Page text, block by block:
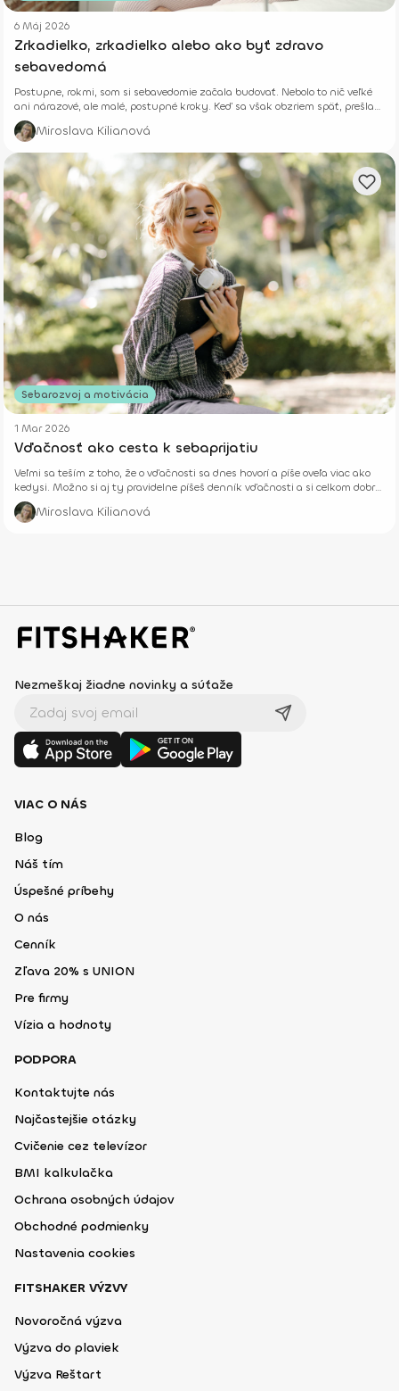
6 Máj 2026
Zrkadielko, zrkadielko alebo ako byť zdravo
sebavedomá
Postupne, rokmi, som si sebavedomie začala budovať. Nebolo to nič veľké
ani nárazové, ale malé, postupné kroky. Keď sa však obzriem späť, prešla
som kus cesty a naučila som sa, že drobné každodenné rozhodnutia v
priebehu času prinášajú veľké výsledky.
Miroslava Kilianová
Sebarozvoj a motivácia
1 Mar 2026
Vďačnosť ako cesta k sebaprijatiu
Veľmi sa teším z toho, že o vďačnosti sa dnes hovorí a píše oveľa viac ako
kedysi. Možno si aj ty pravidelne píšeš denník vďačnosti a si celkom dobre
vytrénovaná na to, aby si si počas každého jedného dňa všímala to pekné
a dobré okolo seba.
Miroslava Kilianová
Nezmeškaj žiadne novinky a súťaže
VIAC O NÁS
Blog
Náš tím
Úspešné príbehy
O nás
Cenník
Zľava 20% s UNION
Pre firmy
Vízia a hodnoty
PODPORA
Kontaktujte nás
Najčastejšie otázky
Cvičenie cez televízor
BMI kalkulačka
Ochrana osobných údajov
Obchodné podmienky
Nastavenia cookies
FITSHAKER VÝZVY
Novoročná výzva
Výzva do plaviek
Výzva Reštart